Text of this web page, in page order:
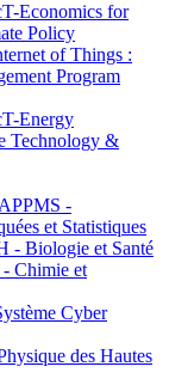
Economics for
Policy
of Things :
Program
Energy
Technology &
-
et Statistiques
Biologie et Santé
Chimie et
Cyber
des Hautes